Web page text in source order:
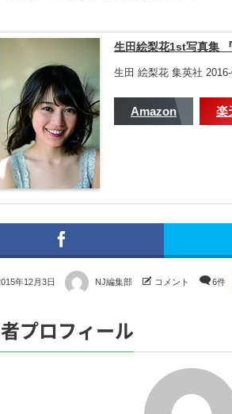
生田絵梨花1st写真集 『
生田 絵梨花 集英社
Amazon 楽
年12月3日 NJ編集部 コメント 6件
プロフィール